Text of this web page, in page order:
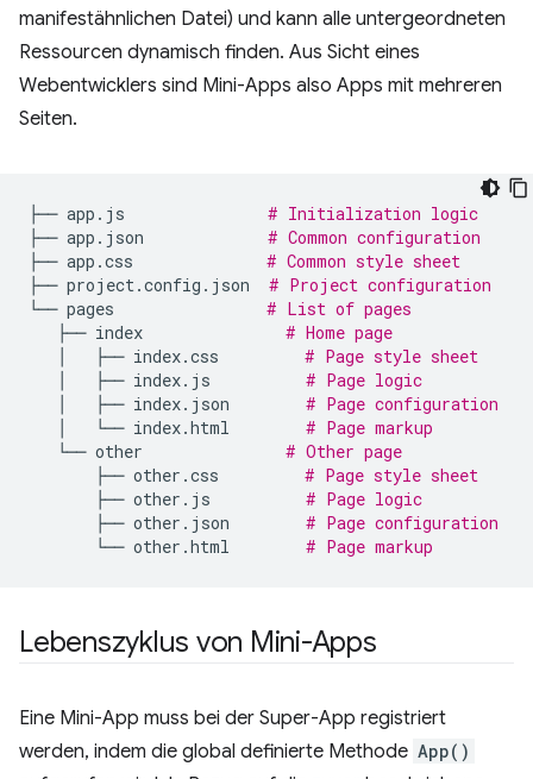
manifestähnlichen Datei) und kann alle untergeordneten
Ressourcen dynamisch finden. Aus Sicht eines
Webentwicklers sind Mini-Apps also Apps mit mehreren
Seiten.
├── app.js
# Initialization logic
├── app.json
# Common configuration
├── app.css
# Common style sheet
├── project.config.json
# Project configuration
└── pages
# List of pages
├── index
# Home page
├── index.css
# Page style sheet
├── index.js
# Page logic
├── index.json
# Page configuration
└── index.html
# Page markup
└── other
# Other page
├── other.css
# Page style sheet
├── other.js
# Page logic
├── other.json
# Page configuration
└── other.html # Page markup
Lebenszyklus von Mini-Apps
Eine Mini-App muss bei der Super-App registriert
werden, indem die global definierte Methode App()